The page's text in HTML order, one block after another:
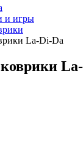
и игры
La-Di-Da